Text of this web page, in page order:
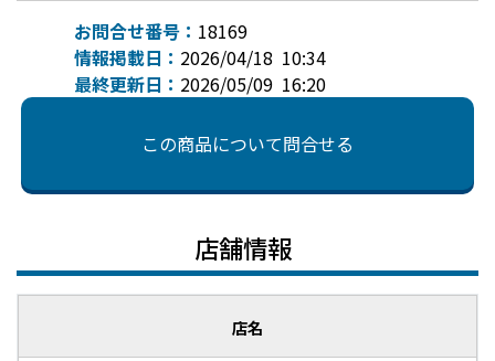
お問合せ番号： 18169
情報掲載日： 2026/04/18 10:34
最終更新日： 2026/05/09 16:20
この商品について問合せる
店舗情報
店名